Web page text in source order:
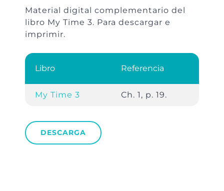
Material digital complementario del
libro My Time 3. Para descargar e
imprimir.
Libro Referencia
My Time 3 Ch. 1, p. 19.
DESCARGA